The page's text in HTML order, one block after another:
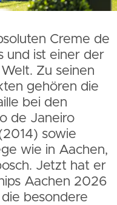
Creme de
und ist einer der
Zu seinen
gehören die
bei den
de Janeiro
sowie
wie in Aachen,
Jetzt hat er
Aachen 2026
besondere